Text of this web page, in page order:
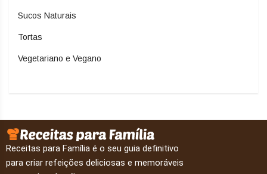
Sucos Naturais
Tortas
Vegetariano e Vegano
Receitas para Família é o seu guia definitivo
para criar refeições deliciosas e memoráveis